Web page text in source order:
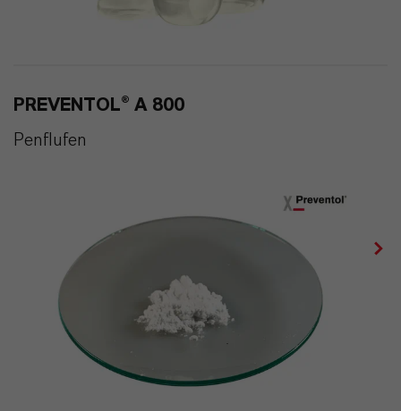
PREVENTOL® A 800
Penflufen